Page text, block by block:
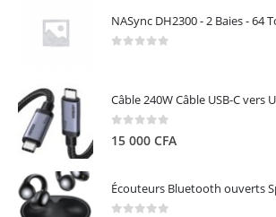
NASync DH2300 - 2 Baies - 64
0 out of 5
15 000 CFA